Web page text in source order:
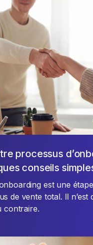
processus
conseils
est une
de vente total. Il n’est
contraire.